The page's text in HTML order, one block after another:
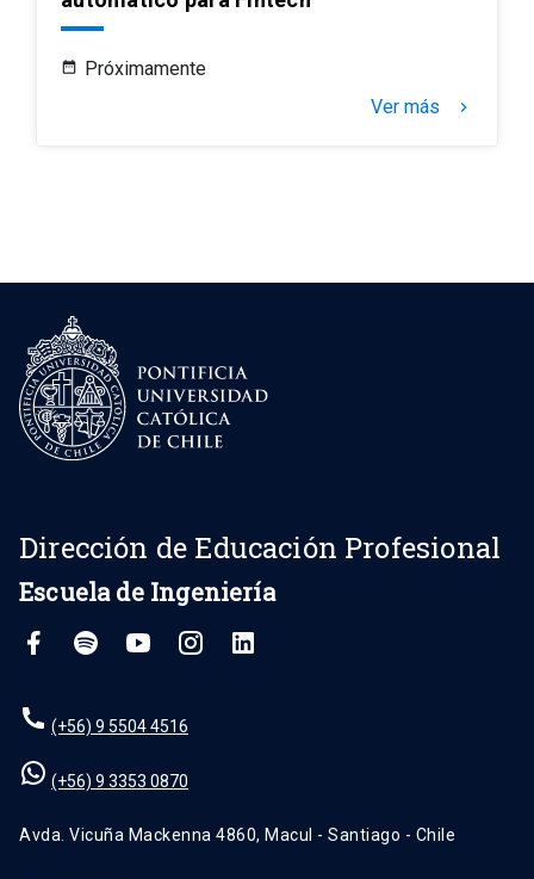
Próximamente
Ver más
keyboard_arrow_right
Dirección de Educación Profesional
Escuela de Ingeniería
(+56) 9 5504 4516
(+56) 9 3353 0870
Avda. Vicuña Mackenna 4860, Macul - Santiago - Chile